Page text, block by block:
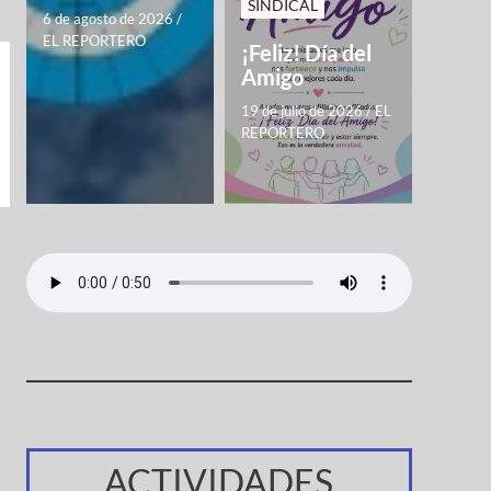
6 de agosto de 2026/
EL REPORTERO
SINDICAL
¡Feliz! Día del
Amigo
19 de julio de 2026/EL
REPORTERO
ACTIVIDADES